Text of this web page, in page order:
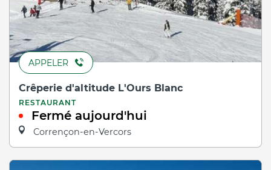
APPELER
Crêperie d'altitude L'Ours Blanc
RESTAURANT
Fermé aujourd'hui
Corrençon-en-Vercors